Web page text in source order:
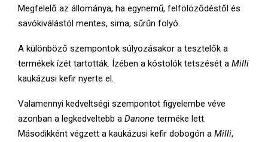
Megfelelő az állománya, ha egynemű, felfölöződéstől és
savókiválástól mentes, sima, sűrűn folyó.
A különböző szempontok súlyozásakor a tesztelők a
termékek ízét tartották. Ízében a kóstolók tetszését a Milli
kaukázusi kefir nyerte el.
Valamennyi kedveltségi szempontot figyelembe véve
azonban a legkedveltebb a Danone terméke lett.
Másodikként végzett a kaukázusi kefir dobogón a Milli,